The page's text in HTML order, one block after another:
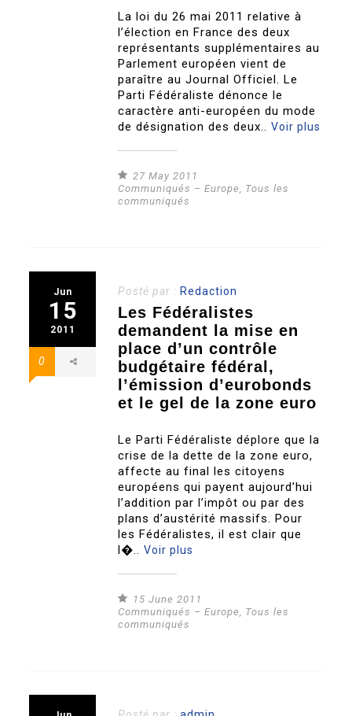
La loi du 26 mai 2011 relative à
l’élection en France des deux
représentants supplémentaires au
Parlement européen vient de
paraître au Journal Officiel. Le
Parti Fédéraliste dénonce le
caractère anti-européen du mode
de désignation des deux..Voir plus
27 May 2011
Communiqués – Europe, Tous les
communiqués
Jun
15
2011
0
Posté par : Redaction
Les Fédéralistes
demandent la mise en
place d’un contrôle
budgétaire fédéral,
l’émission d’eurobonds
et le gel de la zone euro
Le Parti Fédéraliste déplore que la
crise de la dette de la zone euro,
affecte au final les citoyens
européens qui payent aujourd’hui
l’addition par l’impôt ou par des
plans d’austérité massifs. Pour
les Fédéralistes, il est clair que
l�..Voir plus
15 June 2011
Communiqués – Europe, Tous les
communiqués